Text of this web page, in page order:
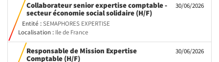
30/06/2026
Collaborateur senior expertise comptable -
secteur économie social solidaire (H/F)(Nouvelle
Entité :SEMAPHORES EXPERTISE
Localisation : Ile de France
30/06/2026
Responsable de Mission Expertise
Comptable (H/F)(Nouvelle